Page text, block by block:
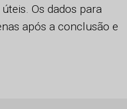
Os dados para
após a conclusão e